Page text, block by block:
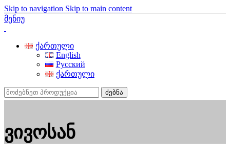
Skip to navigation Skip to main content
მენიუ
ქართული
English
Русский
ქართული
ძებნა
ვივოსან